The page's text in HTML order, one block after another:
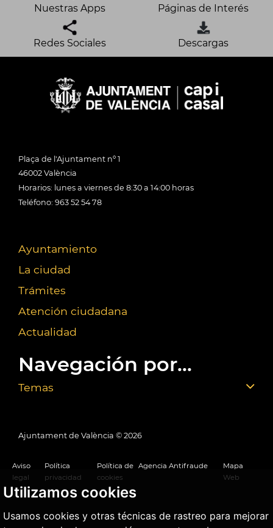
Utilizamos cookies
Usamos cookies y otras técnicas de rastreo para mejorar
Nuestras Apps Páginas de Interés
Redes Sociales Descargas
Plaça de l'Ajuntament nº 1
46002 València
Horarios: lunes a viernes de 8:30 a 14:00 horas
Teléfono: 963 52 54 78
Ayuntamiento
La ciudad
Trámites
Atención ciudadana
Actualidad
Navegación por...
Temas
Ajuntament de València © 2026
Aviso
legal
Política
privacidad
Política de
cookies
Agencia Antifraude
Mapa
Web